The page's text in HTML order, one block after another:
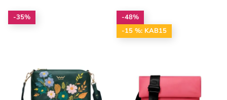
-35%
-48%
-15 %: KAB15